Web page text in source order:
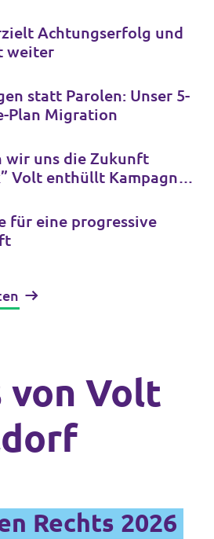
Achtungserfolg und
weiter
statt Parolen: Unser 5-
Plan Migration
wir uns die Zukunft
Volt enthüllt Kampagne
für eine progressive
von Volt
Rechts 2026